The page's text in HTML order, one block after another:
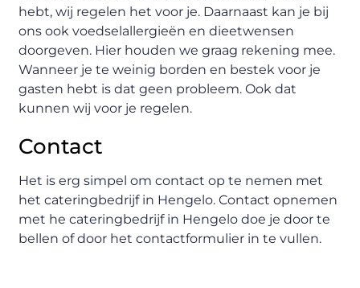
hebt, wij regelen het voor je. Daarnaast kan je bij
ons ook voedselallergieën en dieetwensen
doorgeven. Hier houden we graag rekening mee.
Wanneer je te weinig borden en bestek voor je
gasten hebt is dat geen probleem. Ook dat
kunnen wij voor je regelen.
Contact
Het is erg simpel om contact op te nemen met
het cateringbedrijf in Hengelo. Contact opnemen
met he cateringbedrijf in Hengelo doe je door te
bellen of door het contactformulier in te vullen.